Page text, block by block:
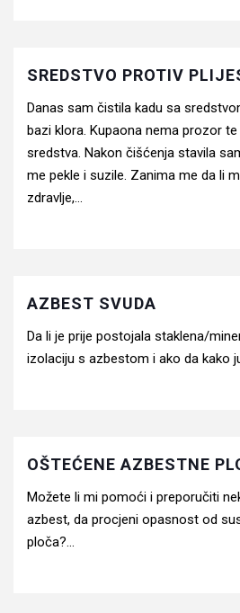
SREDSTVO PROTIV
Danas sam čistila kadu sa
bazi klora. Kupaona nema prozor
sredstva. Nakon čišćenja stavila
me pekle i suzile. Zanima me da li
zdravlje,...
AZBEST SVUDA
Da li je prije postojala staklena/
izolaciju s azbestom i ako da kako
OŠTEĆENE AZBESTNE
Možete li mi pomoći i preporučiti
azbest, da procjeni opasnost od
ploča?...